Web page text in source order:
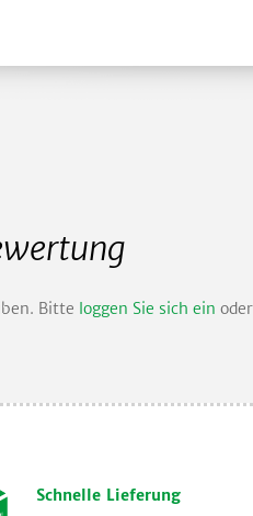
Bitte loggen Sie sich ein oder
Schnelle Lieferung